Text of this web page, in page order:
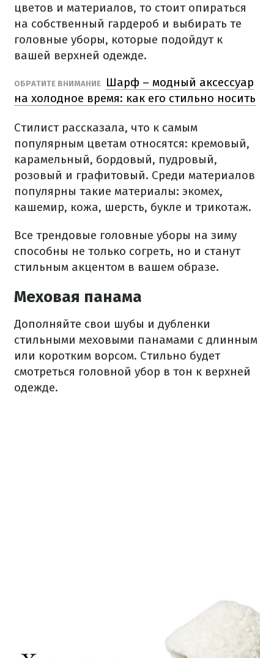
цветов и материалов, то стоит опираться
на собственный гардероб и выбирать те
головные уборы, которые подойдут к
вашей верхней одежде.
ОБРАТИТЕ ВНИМАНИЕ
Шарф – модный аксессуар
на холодное время: как его стильно носить
Стилист рассказала, что к самым
популярным цветам относятся: кремовый,
карамельный, бордовый, пудровый,
розовый и графитовый. Среди материалов
популярны такие материалы: экомех,
кашемир, кожа, шерсть, букле и трикотаж.
Все трендовые головные уборы на зиму
способны не только согреть, но и станут
стильным акцентом в вашем образе.
Меховая панама
Дополняйте свои шубы и дубленки
стильными меховыми панамами с длинным
или коротким ворсом. Стильно будет
смотреться головной убор в тон к верхней
одежде.